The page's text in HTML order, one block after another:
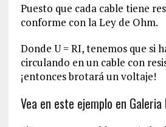
Puesto que cada cable tiene
conforme con la Ley de Ohm.
Donde U = RI, tenemos que si
circulando en un cable con
¡entonces brotará un voltaje!
Vea en este ejemplo en Galeria